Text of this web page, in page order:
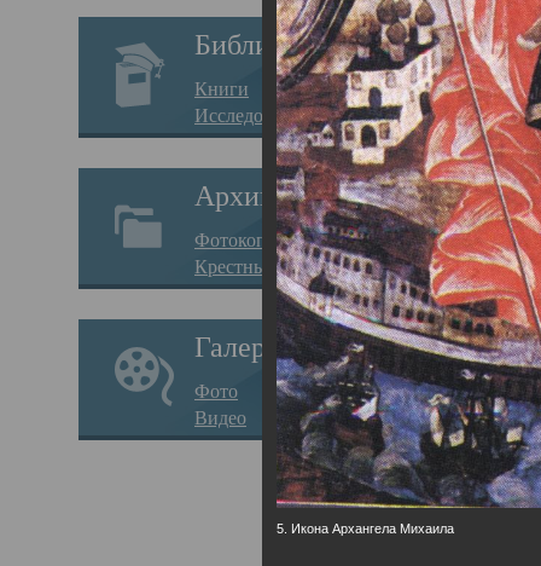
Библиотека
Книги
Исследования
Архив
Фотокопии дел
Крестные ходы
Галерея
Фото
Видео
5. Икона Архангела Михаила